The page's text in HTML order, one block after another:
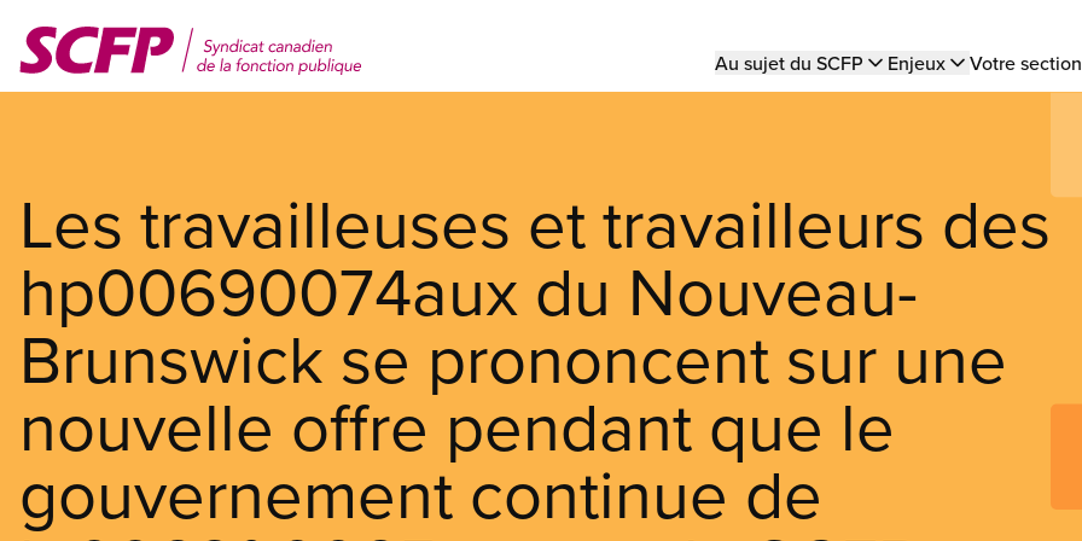
contenu
Main
Au sujet du SCFP Enjeux Votre
Les travailleuses et travailleurs des
hp00690074aux du Nouveau-
Brunswick se prononcent sur une
nouvelle offre pendant que le
gouvernement continue de